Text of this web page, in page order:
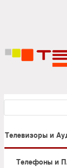
Телевизоры и
Телефоны и